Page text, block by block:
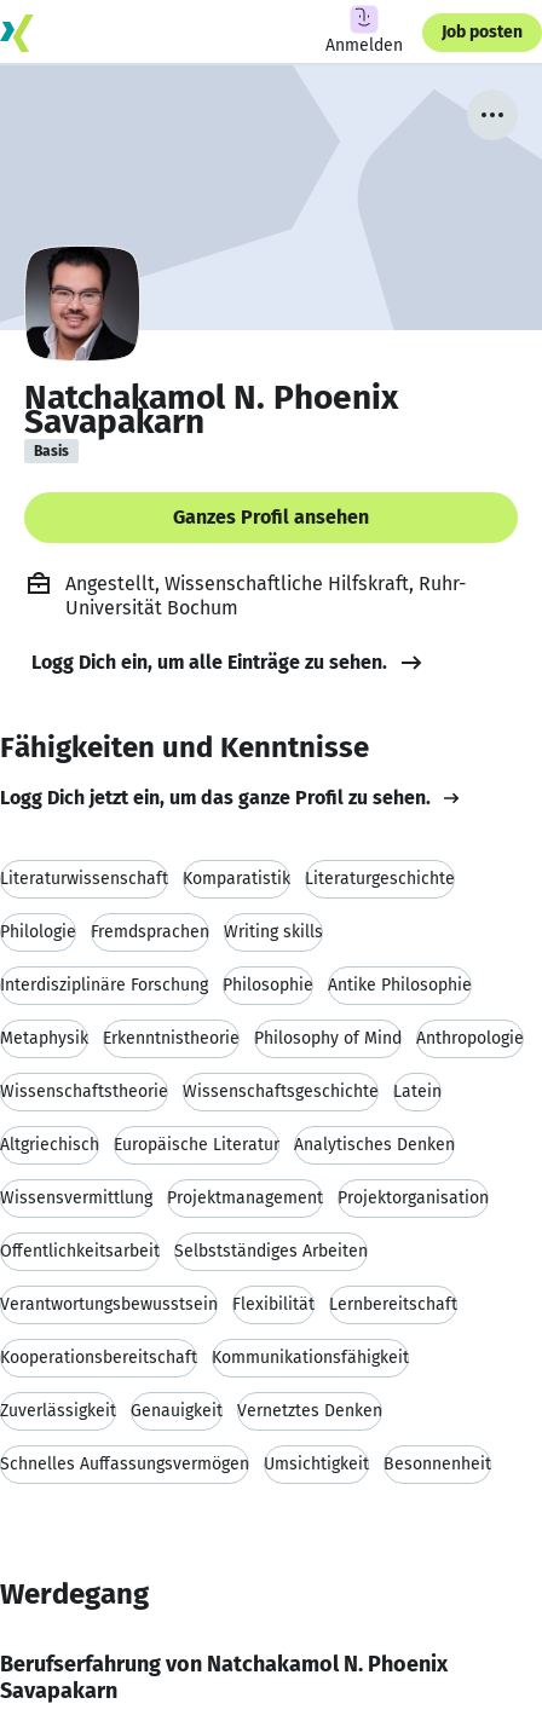
Anmelden
Job posten
Natchakamol N. Phoenix
Savapakarn
Basis
Ganzes Profil ansehen
Angestellt, Wissenschaftliche Hilfskraft, Ruhr-
Universität Bochum
Logg Dich ein, um alle Einträge zu sehen.
Fähigkeiten und Kenntnisse
Logg Dich jetzt ein, um das ganze Profil zu sehen.
Literaturwissenschaft Komparatistik Literaturgeschichte
Philologie Fremdsprachen Writing skills
Interdisziplinäre Forschung Philosophie Antike Philosophie
Metaphysik Erkenntnistheorie Philosophy of Mind Anthropologie
Wissenschaftstheorie Wissenschaftsgeschichte Latein
Altgriechisch Europäische Literatur Analytisches Denken
Wissensvermittlung Projektmanagement Projektorganisation
Öffentlichkeitsarbeit Selbstständiges Arbeiten
Verantwortungsbewusstsein Flexibilität Lernbereitschaft
Kooperationsbereitschaft Kommunikationsfähigkeit
Zuverlässigkeit Genauigkeit Vernetztes Denken
Schnelles Auffassungsvermögen Umsichtigkeit Besonnenheit
Werdegang
Berufserfahrung von Natchakamol N. Phoenix
Savapakarn